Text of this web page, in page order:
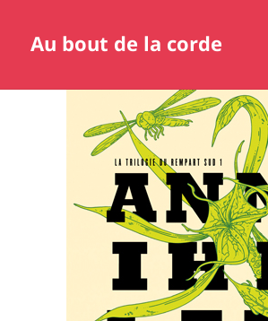
Au bout de la corde